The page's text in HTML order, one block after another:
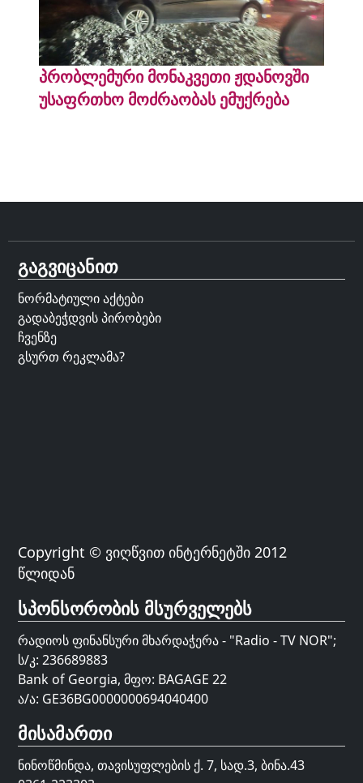
პრობლემური მონაკვეთი ჟდანოვში
უსაფრთხო მოძრაობას ემუქრება
გაგვიცანით
ნორმატიული აქტები
გადაბეჭდვის პირობები
ჩვენზე
გსურთ რეკლამა?
Copyright © ვიღწვით ინტერნეტში 2012
წლიდან
სპონსორობის მსურველებს
რადიოს ფინანსური მხარდაჭერა - "Radio - TV NOR";
ს/კ: 236689883
Bank of Georgia, მფო: BAGAGE 22
ა/ა: GE36BG0000000694040400
მისამართი
ნინოწმინდა, თავისუფლების ქ. 7, სად.3, ბინა.43